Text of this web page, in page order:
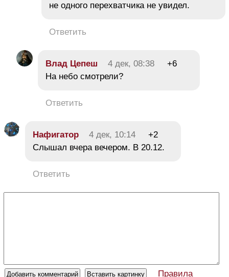
не одного перехватчика не увидел.
Ответить
Влaд Цeпeш 4 дек, 08:38
+6
На небо смотрели?
Ответить
Нафигатор 4 дек, 10:14
+2
Слышал вчера вечером. В 20.12.
Ответить
Правила